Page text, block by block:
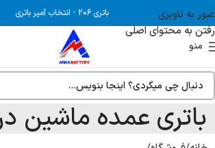
عبور به ناوبری
رفتن به محتوای اصلی
باتری 206 - انتخاب آمپر باتری
منو
باتری عمده ماشین